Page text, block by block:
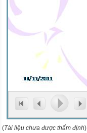
(Tài liệu chưa được thẩm định)